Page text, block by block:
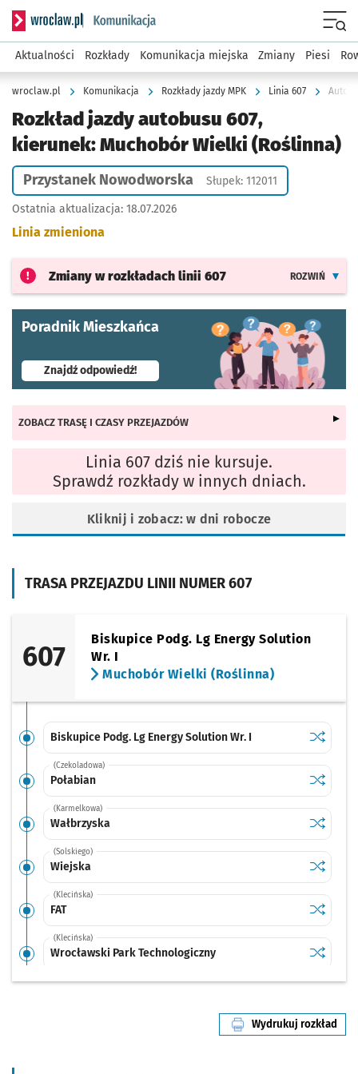
Serwis informacyjny wroclaw.pl podserwis: Komunikacja
Aktualności Rozkłady Komunikacja miejska Zmiany Piesi
wroclaw.pl Komunikacja Rozkłady jazdy MPK Linia 607
Rozkład jazdy autobusu 607,
kierunek: Muchobór Wielki (Roślinna)
Przystanek Nowodworska Słupek: 112011
Ostatnia aktualizacja: 18.07.2026
Linia zmieniona
Zmiany w rozkładach linii 607 ROZWIŃ
Poradnik Mieszkańca
Znajdź odpowiedź!- otworzy się w nowej karcie
TRASA PRZEJAZDU LINII NUMER 607
607
Biskupice Podg. Lg Energy Solution
Wr. I
Muchobór Wielki (Roślinna)
Biskupice Podg. Lg Energy Solution Wr. I Sprawdź
(Czekoladowa)
Połabian Sprawdź
Połabian
(Karmelkowa)
Wałbrzyska Sprawdź
(Solskiego)
Wiejska Sprawdź
Wiejska
(Klecińska)
FAT Sprawdź
FAT
(Klecińska)
Wrocławski Park Technologiczny Sprawdź
(Klecińska)
Sprawdź
Wydrukuj rozkład
linii nr 607
ZOBACZ TRASĘ I CZASY PRZEJAZDÓW
Linia 607 dziś nie kursuje.
Sprawdź rozkłady w innych dniach.
Kliknij i zobacz: w dni robocze